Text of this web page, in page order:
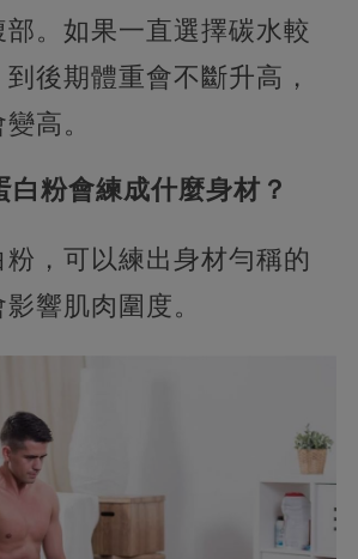
。如果一直選擇碳水較
後期體重會不斷升高，
高。
白粉會練成什麼身材？
，可以練出身材勻稱的
響肌肉圍度。